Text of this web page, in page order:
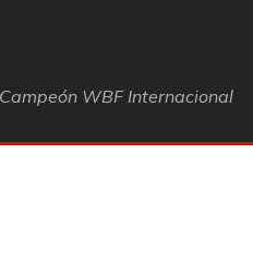
WBF Internacional